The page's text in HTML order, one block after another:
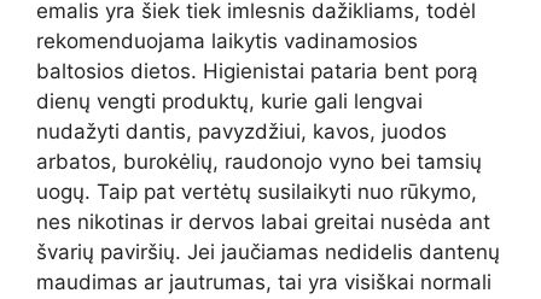
emalis yra šiek tiek imlesnis dažikliams, todėl
rekomenduojama laikytis vadinamosios
baltosios dietos. Higienistai pataria bent porą
dienų vengti produktų, kurie gali lengvai
nudažyti dantis, pavyzdžiui, kavos, juodos
arbatos, burokėlių, raudonojo vyno bei tamsių
uogų. Taip pat vertėtų susilaikyti nuo rūkymo,
nes nikotinas ir dervos labai greitai nusėda ant
švarių paviršių. Jei jaučiamas nedidelis dantenų
maudimas ar jautrumas, tai yra visiškai normali